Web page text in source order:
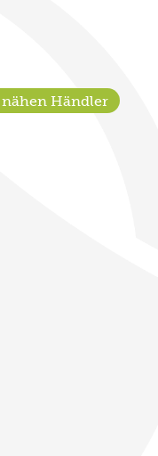
Händler